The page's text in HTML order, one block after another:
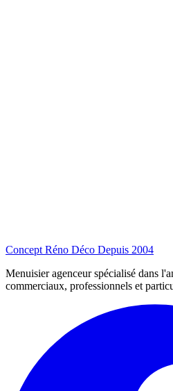
Concept Réno Déco Depuis 2004
Menuisier agenceur spécialisé dans
commerciaux, professionnels et